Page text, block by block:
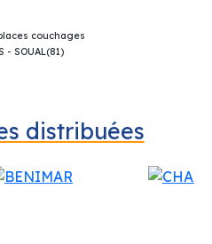
LINE FOURGON 2025
couchages
- SOUAL(81)
distribuées